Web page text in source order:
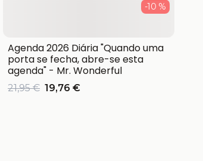
-10 %
Agenda 2026 Diária "Quando uma
porta se fecha, abre-se esta
agenda" - Mr. Wonderful
21,95 € 19,76 €